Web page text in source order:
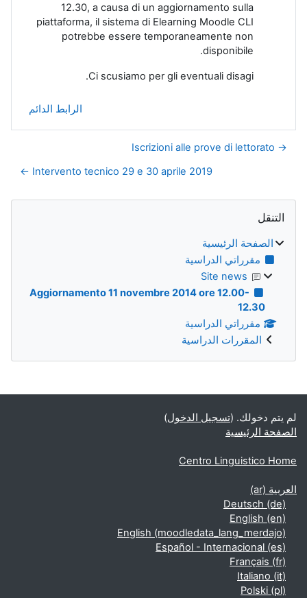
12.30, a causa di un aggiornamento sulla
piattaforma, il sistema di Elearning Moodle CLI
potrebbe essere temporaneamente non
disponibile.
Ci scusiamo per gli eventuali disagi.
الرابط الدائم
→ Iscrizioni alle prove di lettorato
Intervento tecnico 29 e 30 aprile 2019 ←
الكتل
التنقل
الصفحة الرئيسية
مقرراتي الدراسية
Site news
Aggiornamento 11 novembre 2014 ore 12.00-
12.30
مقرراتي الدراسية
المقررات الدراسية
الكتل التكميلية
لم يتم دخولك. (تسجيل الدخول)
الصفحة الرئيسية
Centro Linguistico Home
العربية ‎(ar)‎
Deutsch ‎(de)‎
English ‎(en)‎
English ‎(moodledata_lang_merdajo)‎
Español - Internacional ‎(es)‎
Français ‎(fr)‎
Italiano ‎(it)‎
Polski ‎(pl)‎